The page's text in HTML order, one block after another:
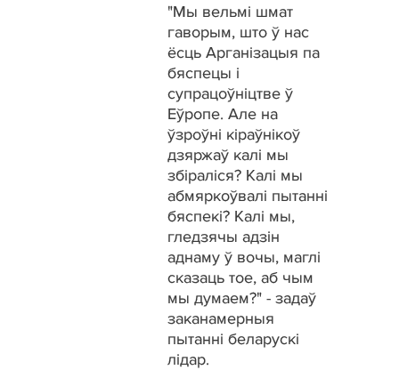
"Мы вельмі шмат
гаворым, што ў нас
ёсць Арганізацыя па
бяспецы і
супрацоўніцтве ў
Еўропе. Але на
ўзроўні кіраўнікоў
дзяржаў калі мы
збіраліся? Калі мы
абмяркоўвалі пытанні
бяспекі? Калі мы,
гледзячы адзін
аднаму ў вочы, маглі
сказаць тое, аб чым
мы думаем?" - задаў
заканамерныя
пытанні беларускі
лідар.